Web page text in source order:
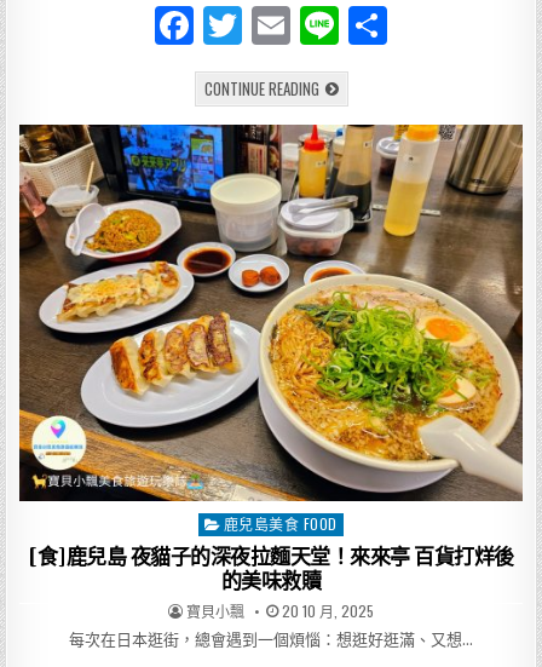
F
a
c
e
b
o
o
k
T
w
it
te
r
E
m
ai
l
Li
n
e
CONTINUE READING[旅
遊
人
包]
🇯🇵
日
本
長
崎
五
日
遊
推
薦
懶
人
包
景
點、
美
食、
交
通
一
次
搞
定！
Posted
in
鹿兒島美食 FOOD
[食]鹿兒島 夜貓子的深夜拉麵天堂！來來亭 百貨打烊後
的美味救贖
AUTHOR:
寶貝小飄 PUBLISHED
DATE:
20 10 月, 2025
每次在日本逛街，總會遇到一個煩惱：想逛好逛滿、又想…